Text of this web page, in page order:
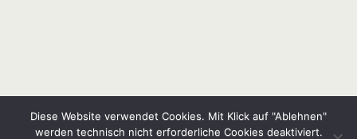
Diese Website verwendet Cookies. Mit Klick auf "Ablehnen"
werden technisch nicht erforderliche Cookies deaktiviert.